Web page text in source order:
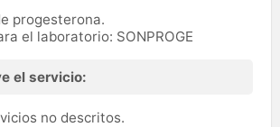
progesterona.
el laboratorio: SONPROGE
el servicio:
no descritos.